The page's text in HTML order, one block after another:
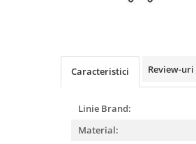
Caracteristici Review-uri
Linie Brand:
Material: